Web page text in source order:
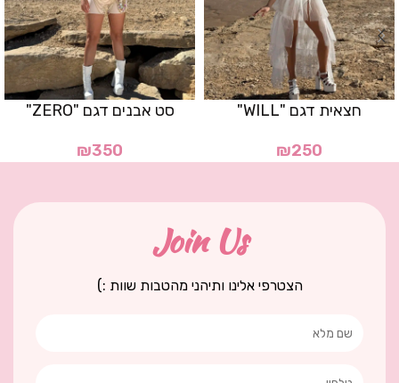
חצאית דגם "WILL"
₪250
סט אבנים דגם "ZERO"
₪350
Join Us
הצטרפי אלינו ותיהני מהטבות שוות :)